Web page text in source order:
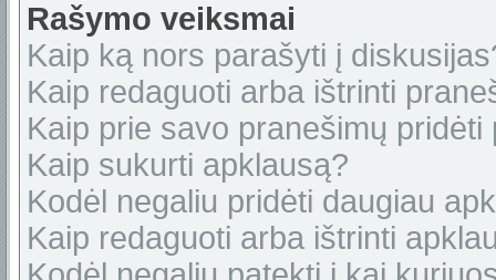
Rašymo veiksmai
Kaip ką nors parašyti į
Kaip redaguoti arba ištrinti
Kaip prie savo pranešimų pridėti
Kaip sukurti apklausą?
Kodėl negaliu pridėti daugiau
Kaip redaguoti arba ištrinti